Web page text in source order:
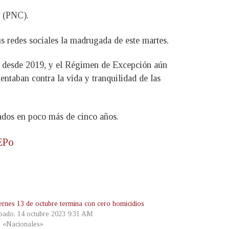
(PNC).
sociales la madrugada de este martes.
2019, y el Régimen de Excepción aún
contra la vida y tranquilidad de las
en poco más de cinco años.
13 de octubre termina con cero homicidios
14 octubre 2023 9:31 AM
«Nacionales»